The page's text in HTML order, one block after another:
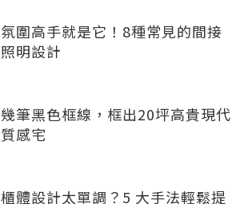
氛圍高手就是它！8種常見的間接
照明設計
幾筆黑色框線，框出20坪高貴現代
質感宅
櫃體設計太單調？5 大手法輕鬆提